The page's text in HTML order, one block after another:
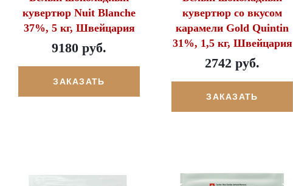
кувертюр Nuit Blanche
37%, 5 кг, Швейцария
9180 руб.
ЗАКАЗАТЬ
кувертюр со вкусом
карамели Gold Quintin
31%, 1,5 кг, Швейцария
2742 руб.
ЗАКАЗАТЬ